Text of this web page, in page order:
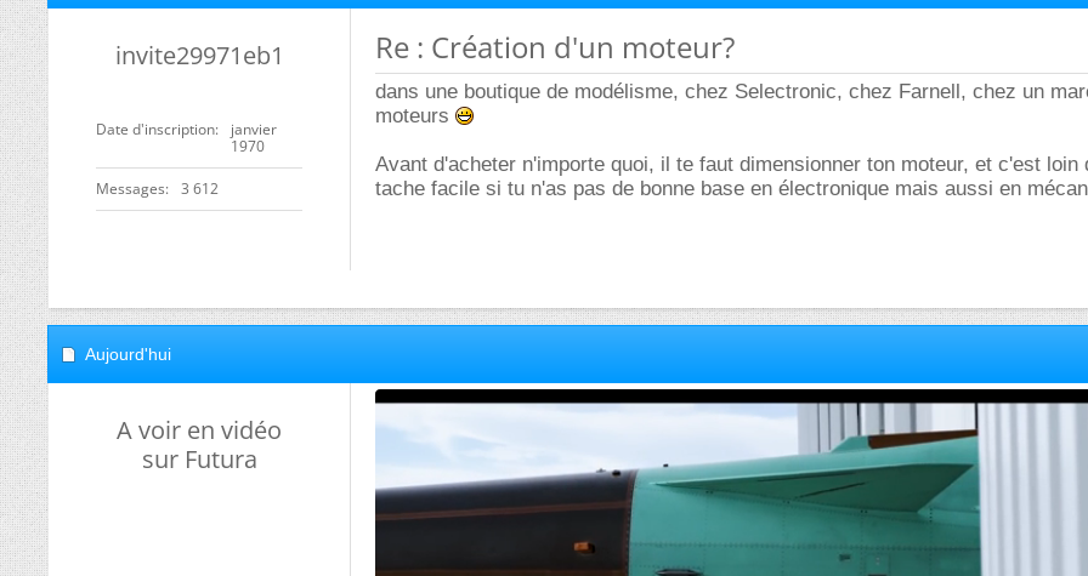
invite29971eb1
Date d'inscription
janvier
1970
Messages 3 612
Re : Création d'un moteur?
dans une boutique de modélisme, chez Selectronic, chez Farnell, chez un
moteurs
Avant d'acheter n'importe quoi, il te faut dimensionner ton moteur, et c'est loin
tache facile si tu n'as pas de bonne base en électronique mais aussi en
Aujourd'hui
A voir en vidéo
sur Futura